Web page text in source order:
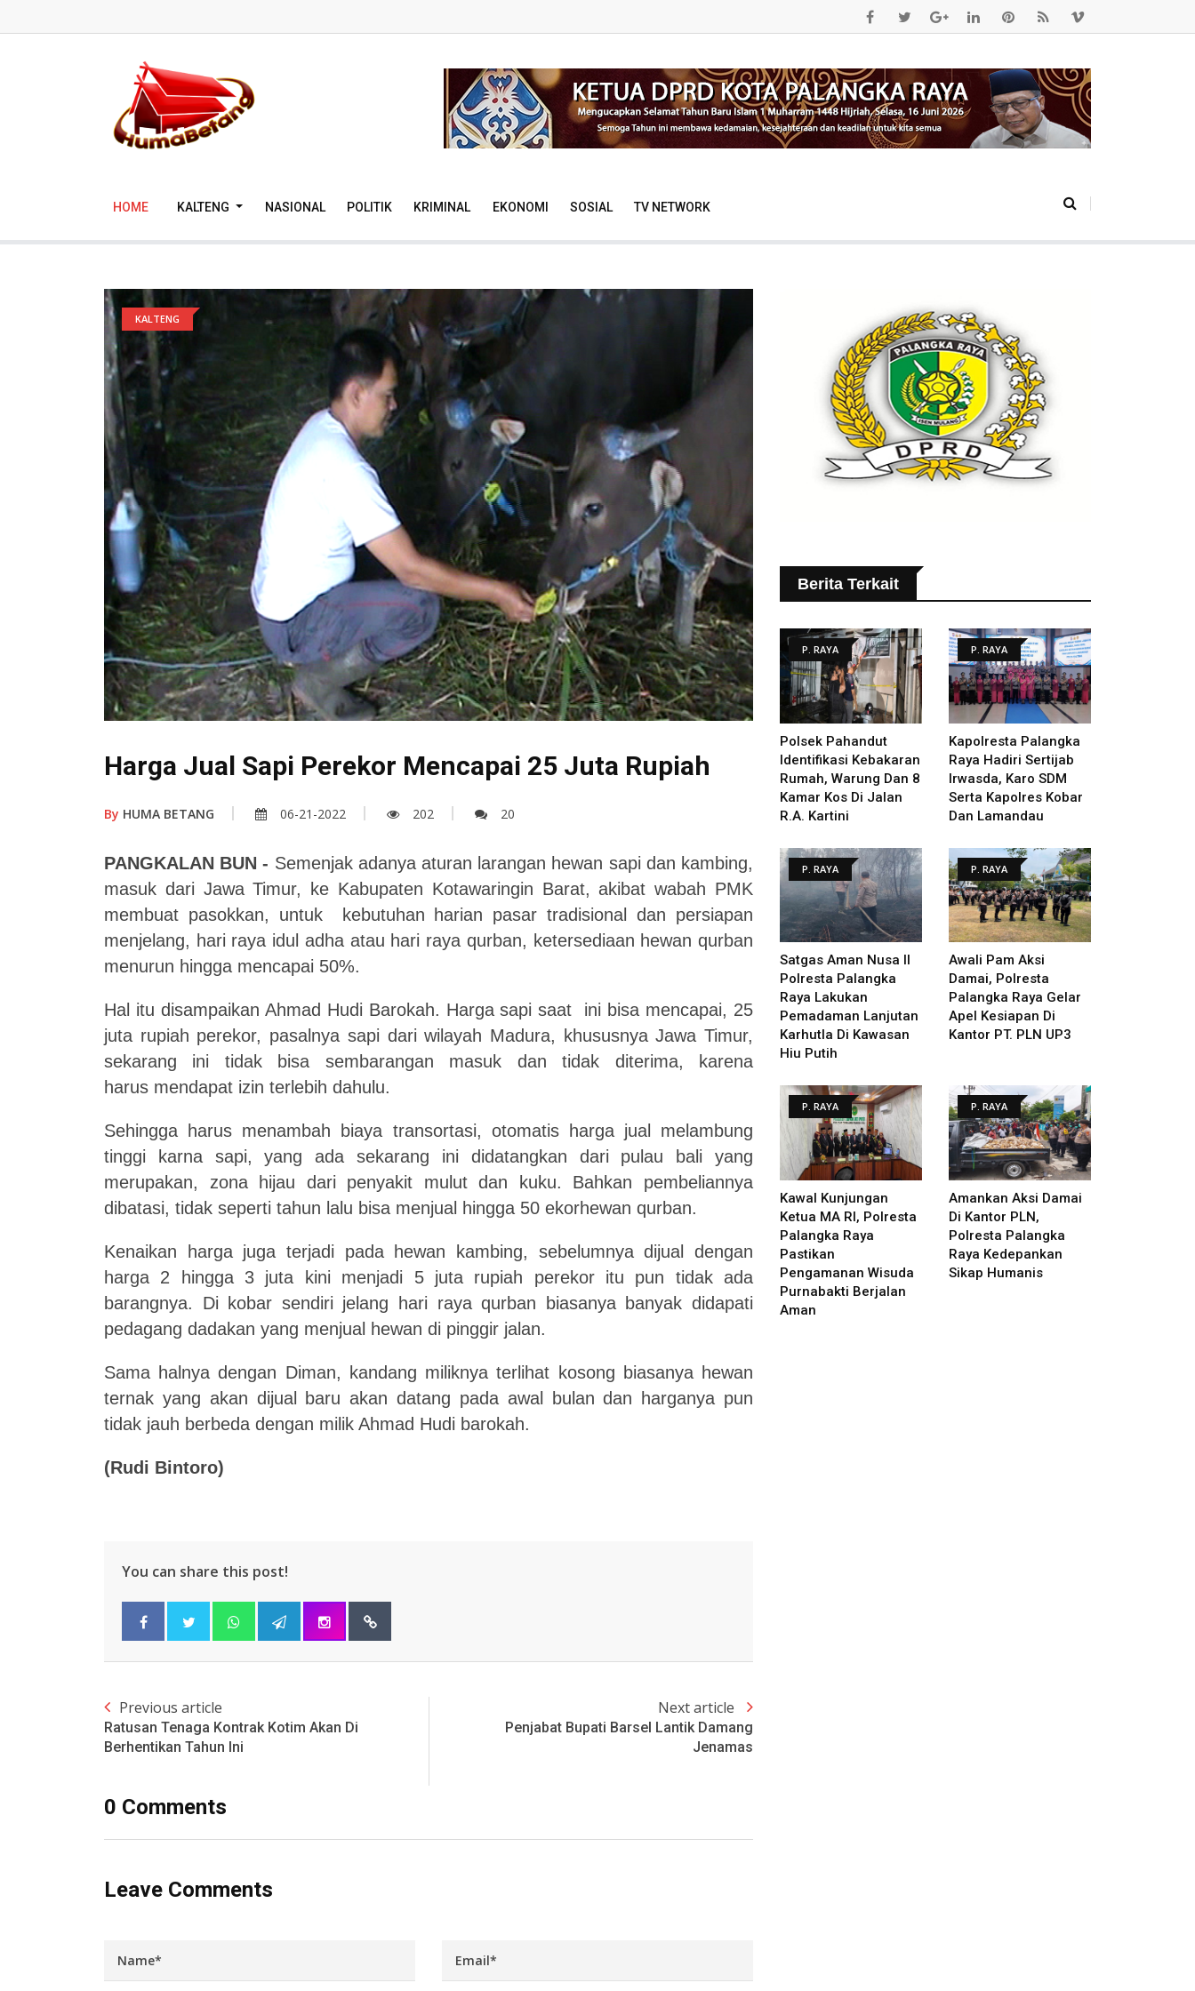
HOME KALTENG NASIONAL POLITIK KRIMINAL EKONOMI SOSIAL TV NETWORK
KALTENG
Harga Jual Sapi Perekor Mencapai 25 Juta Rupiah
By HUMA BETANG 06-21-2022 202 20
PANGKALAN BUN - Semenjak adanya aturan larangan hewan sapi dan kambing,
masuk dari Jawa Timur, ke Kabupaten Kotawaringin Barat, akibat wabah PMK
membuat pasokkan, untuk kebutuhan harian pasar tradisional dan persiapan
menjelang, hari raya idul adha atau hari raya qurban, ketersediaan hewan qurban
menurun hingga mencapai 50%.
Hal itu disampaikan Ahmad Hudi Barokah. Harga sapi saat ini bisa mencapai, 25
juta rupiah perekor, pasalnya sapi dari wilayah Madura, khususnya Jawa Timur,
sekarang ini tidak bisa sembarangan masuk dan tidak diterima, karena
harus mendapat izin terlebih dahulu.
Sehingga harus menambah biaya transortasi, otomatis harga jual melambung
tinggi karna sapi, yang ada sekarang ini didatangkan dari pulau bali yang
merupakan, zona hijau dari penyakit mulut dan kuku. Bahkan pembeliannya
dibatasi, tidak seperti tahun lalu bisa menjual hingga 50 ekorhewan qurban.
Kenaikan harga juga terjadi pada hewan kambing, sebelumnya dijual dengan
harga 2 hingga 3 juta kini menjadi 5 juta rupiah perekor itu pun tidak ada
barangnya. Di kobar sendiri jelang hari raya qurban biasanya banyak didapati
pedagang dadakan yang menjual hewan di pinggir jalan.
Sama halnya dengan Diman, kandang miliknya terlihat kosong biasanya hewan
ternak yang akan dijual baru akan datang pada awal bulan dan harganya pun
tidak jauh berbeda dengan milik Ahmad Hudi barokah.
(Rudi Bintoro)
You can share this post!
Previous article
Ratusan Tenaga Kontrak Kotim Akan Di
Berhentikan Tahun Ini
Next article
Penjabat Bupati Barsel Lantik Damang
Jenamas
0 Comments
Leave Comments
Berita Terkait
P. RAYA
Polsek Pahandut
Identifikasi Kebakaran
Rumah, Warung Dan 8
Kamar Kos Di Jalan
R.A. Kartini
P. RAYA
Kapolresta Palangka
Raya Hadiri Sertijab
Irwasda, Karo SDM
Serta Kapolres Kobar
Dan Lamandau
P. RAYA
Satgas Aman Nusa II
Polresta Palangka
Raya Lakukan
Pemadaman Lanjutan
Karhutla Di Kawasan
Hiu Putih
P. RAYA
Awali Pam Aksi
Damai, Polresta
Palangka Raya Gelar
Apel Kesiapan Di
Kantor PT. PLN UP3
P. RAYA
Kawal Kunjungan
Ketua MA RI, Polresta
Palangka Raya
Pastikan
Pengamanan Wisuda
Purnabakti Berjalan
Aman
P. RAYA
Amankan Aksi Damai
Di Kantor PLN,
Polresta Palangka
Raya Kedepankan
Sikap Humanis